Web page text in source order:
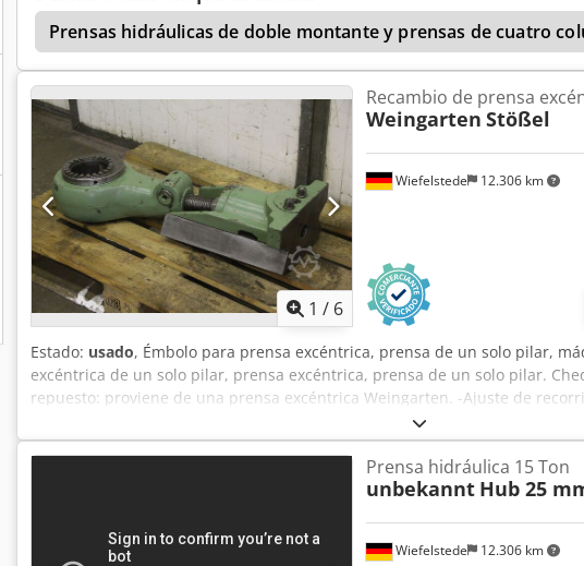
Certificado CE disponible - Documentación en alemán - Bajo
directivas vigentes de la UE ===== Trabajos de montaje, trabajos de
series, aplicaciones en talleres, conformado ligero Prensa de un solo pilar,
hidráulica, prensa de taller, prensa de prensado, prensa industrial,
prensa de prueba, prensa para pruebas de herramientas ¿Está buscando
adaptada a su caso de uso? Contáctenos para obtener una oferta
hidráulicas se fabrican de acuerdo con las directivas alemanas para
europeas para máquinas (Directiva 2006/42/CE), las normas CE y las
Además, nuestras prensas superan los requisitos de seguridad
con todos los puntos de la normativa nacional de seguridad brasileña NR
gran fortaleza es la construcción de máquinas especiales y la
prensas hidráulicas a medida a precios sorprendentemente asequibles.
se utilizan principalmente componentes de los principales fabricantes
Prensas hidráulicas de doble montante y prensas de cuatro
1 / 6
Wiefelstede 12.306 km
Recambio de prensa
Weingarten Stößel
Estado: usado, Émbolo para prensa excéntrica, prensa de un solo pilar,
excéntrica de un solo pilar, prensa excéntrica, prensa de un solo pilar.
repuesto: proviene de una prensa excéntrica Weingarten. -Ajuste de
émbolo: 320 x 65 mm -Alojamiento del émbolo: Ø 40 mm -Rosca de ajuste
Cabeza esférica de ajuste del émbolo: aproximadamente 92 mm -
Wiefelstede 12.306 km
Prensa hidráulica 15 Ton
unbekannt Hub 25